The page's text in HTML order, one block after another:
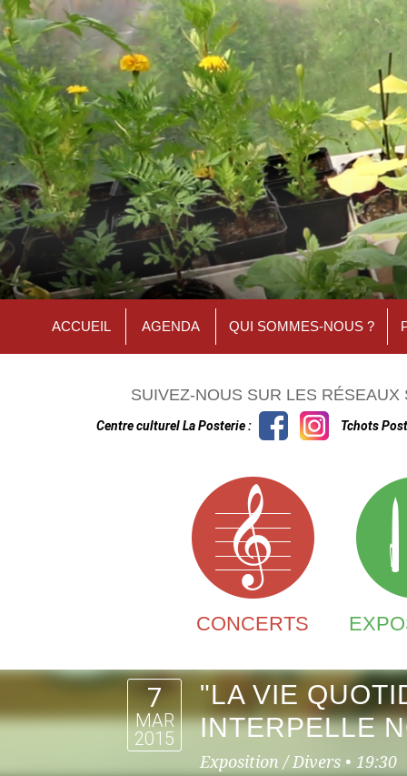
ACCUEIL AGENDA QUI SOMMES-NOUS ?
SUIVEZ-NOUS SUR LES RÉSEAUX
Centre culturel La Posterie : Tchots
CONCERTS
7
MAR
2015
"LA VIE
INTERPELLE
Exposition / Divers • 19:30